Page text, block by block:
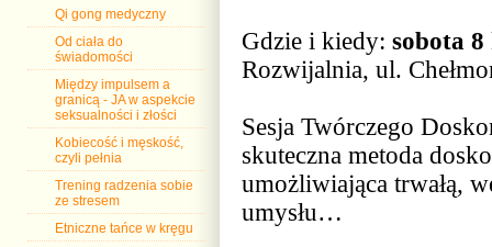
Qi gong medyczny
Od ciała do
świadomości
Między impulsem a
granicą - JA w aspekcie
seksualności i złości
Kobiecość i męskość,
czyli pełnia
Trening radzenia sobie
ze stresem
Etniczne tańce w kręgu
Gdzie i kiedy: sobota
Rozwijalnia, ul.
Sesja Twórczego
skuteczna metoda
umożliwiająca trwałą,
umysłu…